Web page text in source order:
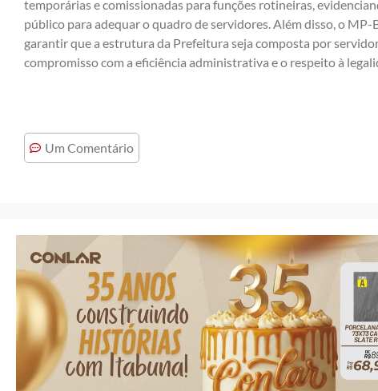
temporárias e comissionadas para funções rotineiras,
público para adequar o quadro de servidores. Além disso, o
garantir que a estrutura da Prefeitura seja composta por
compromisso com a eficiência administrativa e o respeito à
Um Comentário